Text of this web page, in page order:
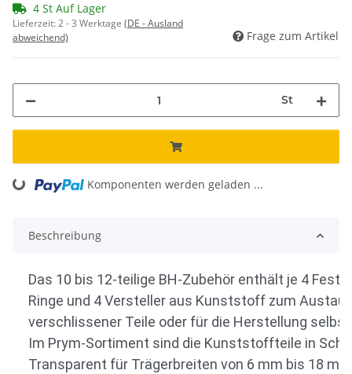
4 St Auf Lager
Lieferzeit:2 - 3 Werktage (DE - Ausland
abweichend)
Frage zum Artikel
St
Loading... Komponenten werden geladen ...
Beschreibung
Das 10 bis 12-teilige BH-Zubehör enthält je 4
Ringe und 4 Versteller aus Kunststoff zum
verschlissener Teile oder für die Herstellung
Im Prym-Sortiment sind die Kunststoffteile in
Transparent für Trägerbreiten von 6 mm bis 18